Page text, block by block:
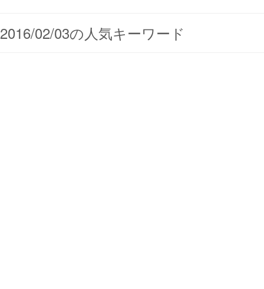
2016/02/03の人気キーワード